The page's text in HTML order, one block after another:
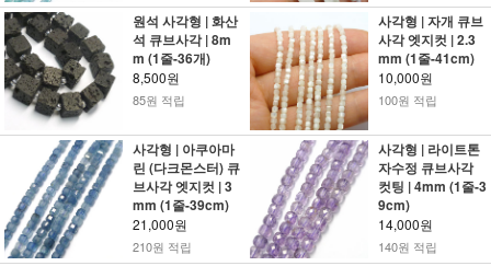
원석 사각형 | 화산
석 큐브사각 | 8m
m (1줄-36개)
8,500원
85원 적립
사각형 | 자개 큐브
사각 엣지컷 | 2.3
mm (1줄-41cm)
10,000원
100원 적립
사각형 | 아쿠아마
린 (다크몬스터) 큐
브사각 엣지컷 | 3
mm (1줄-39cm)
21,000원
210원 적립
사각형 | 라이트톤
자수정 큐브사각
컷팅 | 4mm (1줄-3
9cm)
14,000원
140원 적립